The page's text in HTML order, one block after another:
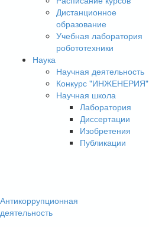
Дистанционное
образование
Учебная лаборатория
робототехники
Наука
Научная деятельность
Конкурс "ИНЖЕНЕРИЯ"
Научная школа
Лаборатория
Диссертации
Изобретения
Публикации
Антикоррупционная
деятельность